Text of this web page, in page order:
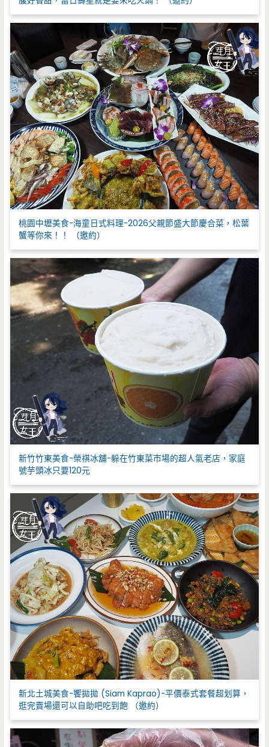
桃園中壢美食-海童日式料理-2026父親節盛大節慶合菜，松葉
蟹等你來！！ （邀約）
新竹竹東美食-榮祺冰舖-躲在竹東菜市場的超人氣老店，家庭
號芋頭冰只要120元
新北土城美食-饗拋拋 (Siam Kaprao)-平價泰式套餐超划算，
逛完賣場還可以自助吧吃到飽 （邀約）